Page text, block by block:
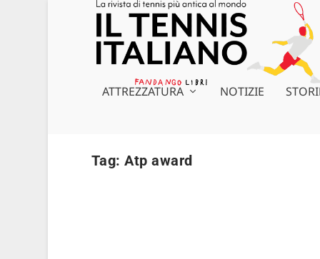
ATTREZZATURA NOTIZIE
Tag:Atp award